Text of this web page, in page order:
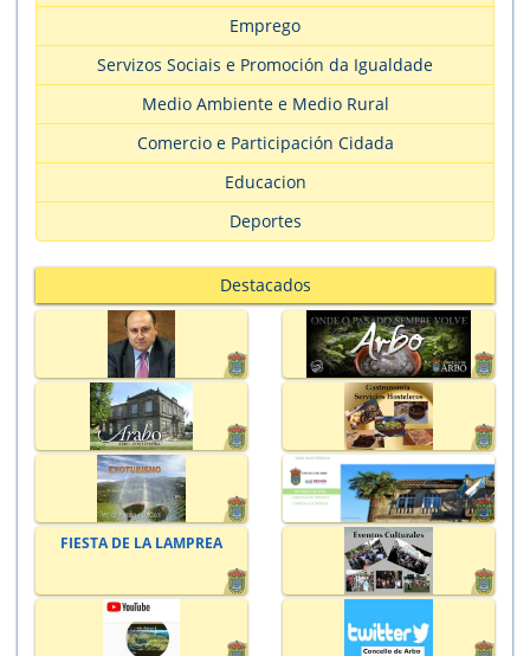
Emprego
Servizos Sociais e Promoción da Igualdade
Medio Ambiente e Medio Rural
Comercio e Participación Cidada
Educacion
Deportes
Destacados
FIESTA DE LA LAMPREA